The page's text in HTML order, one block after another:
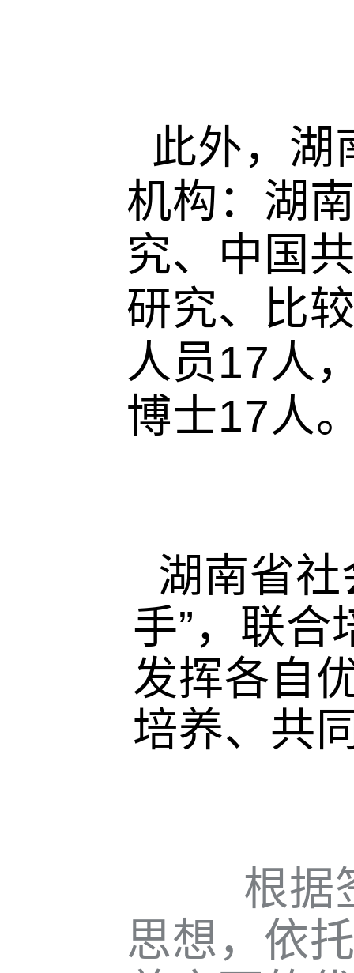
此外，湖
机构：湖
究、中国
研究、比
人员17人
博士17人
湖南省
手”，联合
发挥各自
培养、共
根据
思想，依